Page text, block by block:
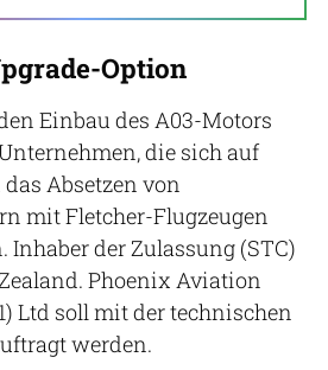
Option
Einbau des A03-Motors
die sich auf
Absetzen von
mit Fletcher-Flugzeugen
Inhaber der Zulassung (STC)
Phoenix Aviation
Ltd soll mit der technischen
werden.